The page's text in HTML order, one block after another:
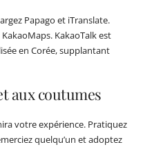
Papago et iTranslate.
KakaoTalk est
en Corée, supplantant
aux coutumes
votre expérience. Pratiquez
quelqu’un et adoptez